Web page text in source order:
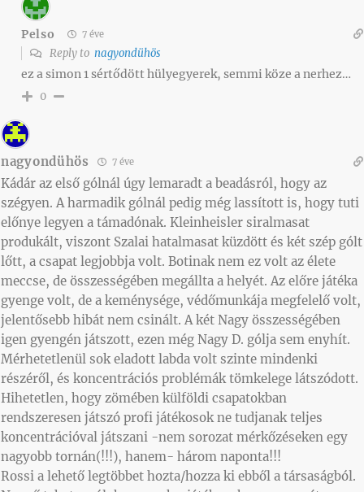
Pelso 7 éve
Reply to nagyondühös
ez a simon 1 sértődött hülyegyerek, semmi köze a nerhez…
0
nagyondühös 7 éve
Kádár az első gólnál úgy lemaradt a beadásról, hogy az
szégyen. A harmadik gólnál pedig még lassított is, hogy tuti
előnye legyen a támadónak. Kleinheisler siralmasat
produkált, viszont Szalai hatalmasat küzdött és két szép gólt
lőtt, a csapat legjobbja volt. Botinak nem ez volt az élete
meccse, de összességében megállta a helyét. Az előre játéka
gyenge volt, de a keménysége, védőmunkája megfelelő volt,
jelentősebb hibát nem csinált. A két Nagy összességében
igen gyengén játszott, ezen még Nagy D. gólja sem enyhít.
Mérhetetlenül sok eladott labda volt szinte mindenki
részéről, és koncentrációs problémák tömkelege látszódott.
Hihetetlen, hogy zömében külföldi csapatokban
rendszeresen játszó profi játékosok ne tudjanak teljes
koncentrációval játszani -nem sorozat mérkőzéseken egy
nagyobb tornán(!!!), hanem- három naponta!!!
Rossi a lehető legtöbbet hozta/hozza ki ebből a társaságból.